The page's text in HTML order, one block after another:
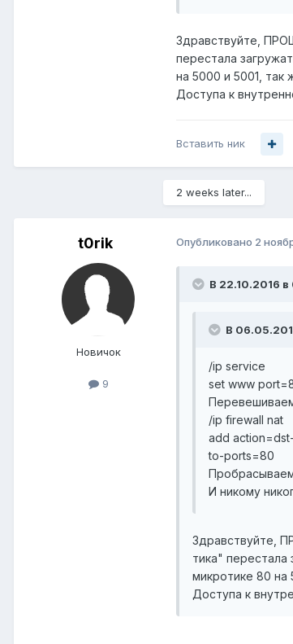
Здравствуйте,
перестала
на 5000 и 5001, так
Доступа к
Вставить ник
2 weeks later...
t0rik
Новичок
9
Опубликовано 2
В 22.10.2016
В
/ip service
set www
/ip firewall nat
add
to-ports=80
И никому
Здравствуйте,
тика"
микротике 80 на
Доступа к